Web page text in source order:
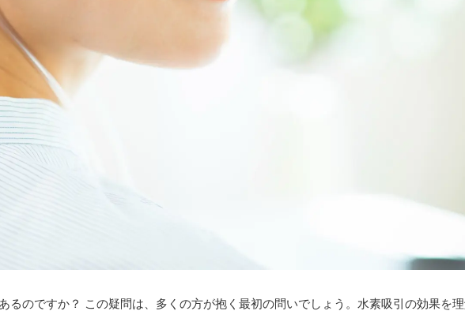
るのですか？ この疑問は、多くの方が抱く最初の問いでしょう。水素吸引の効果を